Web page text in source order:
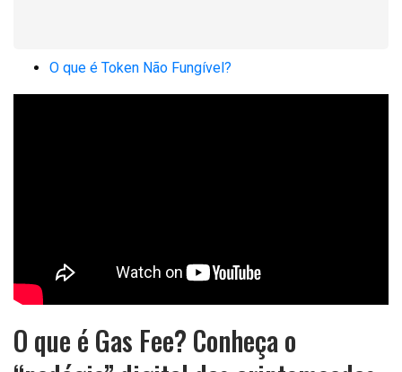
O que é Token Não Fungível?
O que é Gas Fee? Conheça o